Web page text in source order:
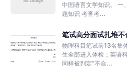
中国语言文学知识。 一
题知识 考查考...
笔试高分面试扎堆
物理科目笔试前13名集
生全部进入体检；英语
同样被判定“不合...